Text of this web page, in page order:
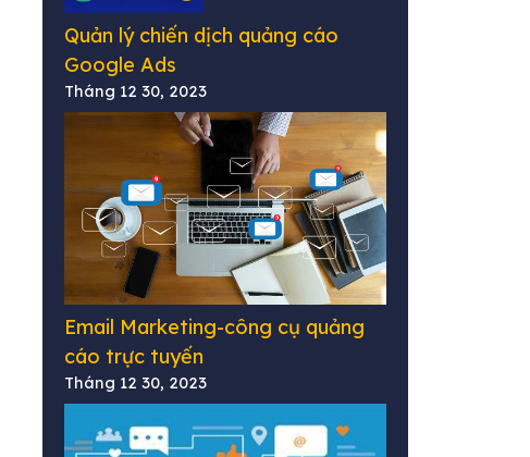
Quản lý chiến dịch quảng cáo
Google Ads
Tháng 12 30, 2023
Email Marketing-công cụ quảng
cáo trực tuyến
Tháng 12 30, 2023